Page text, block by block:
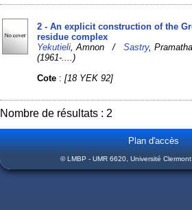
2 - An explicit construction of the
residue complex
Yekutieli , Amnon /Sastry,
(1961-....)
Cote :[18 YEK 92]
Nombre de résultats : 2
Plan d'accès
© LMBP - UMR 6620, Université